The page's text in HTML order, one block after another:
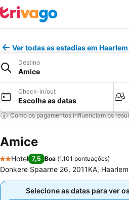
Ver todas as estadias em Haarlem
Destino
Amice
Check-in/out
Escolha as datas
Como os pagamentos influenciam os
Amice
2 Estrelas
Hotel 7,5 Boa (1.101 pontuações)
Donkere Spaarne 26, 2011KA,
Selecione as datas para
Selecione as datas para ver